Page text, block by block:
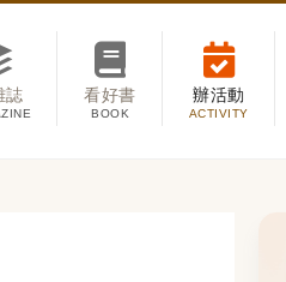
誌 看好書
BOOK
辦活動
ACTIVITY